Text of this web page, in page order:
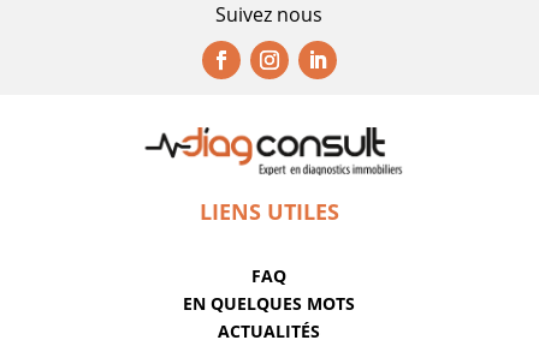
Suivez nous
LIENS UTILES
FAQ
EN QUELQUES MOTS
ACTUALITÉS